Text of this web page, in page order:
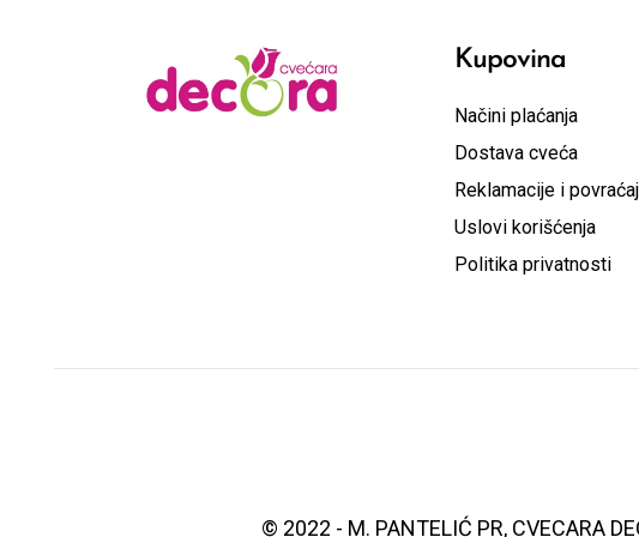
Kupovina
Načini plaćanja
Dostava cveća
Reklamacije i
Uslovi korišćenja
Politika privatnosti
© 2022 - M. PANTELIĆ PR, CVECARA